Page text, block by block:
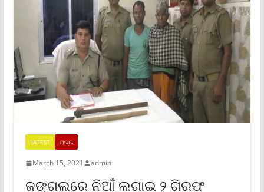
LATEST ରାଜ୍ୟ
March 15, 2021 admin
ଜଙ୍ଗଲରେ ନିଆଁ ଲଗାଇ ୨ ଗିରଫ